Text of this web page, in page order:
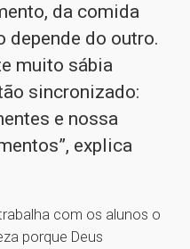
da comida
depende do outro.
muito sábia
sincronizado:
e nossa
explica
com os alunos o
porque Deus